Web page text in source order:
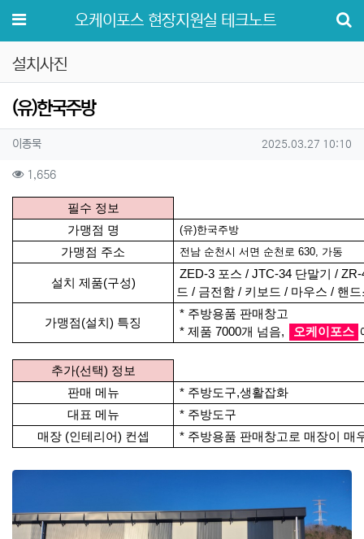
메뉴 오케이포스 현장지원실 테크노트
설치사진
(유)한국주방
작성자 정보
이종묵작성 작성일
2025.03.27 10:10
컨텐츠 정보
1,656조회
필수 정보
가맹점 명
(유)한국주방
가맹점 주소 전남 순천시 서면 순천로 630, 가동
설치 제품(구성)
ZED-3 포스 / JTC-34 단말기 /
드 / 금전함 / 키보드 / 마우스 / 핸
가맹점(설치) 특징
* 주방용품 판매창고
* 제품 7000개 넘음,
오케이포스
추가(선택) 정보
판매 메뉴
* 주방도구,생활잡화
대표 메뉴
* 주방도구
매장 (인테리어) 컨셉
* 주방용품 판매창고로 매장이 매